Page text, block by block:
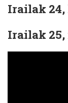
Irailak 24,
Irailak 25,